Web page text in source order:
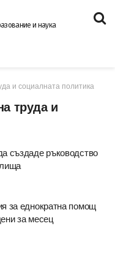
и наука
и социалната политика
труда и
създаде ръководство
за еднократна помощ
за месец